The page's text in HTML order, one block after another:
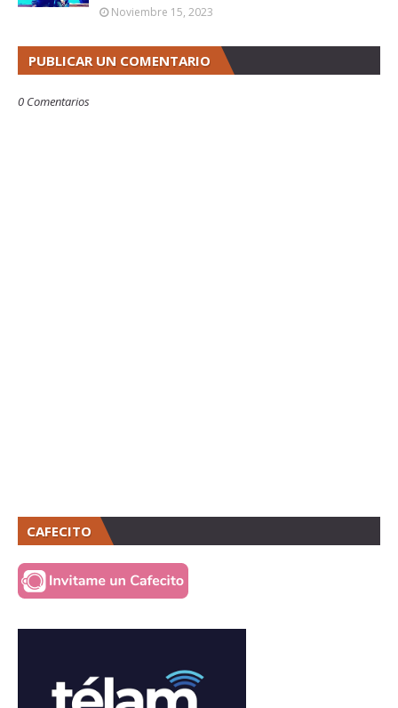
Noviembre 15, 2023
PUBLICAR UN COMENTARIO
0 Comentarios
CAFECITO